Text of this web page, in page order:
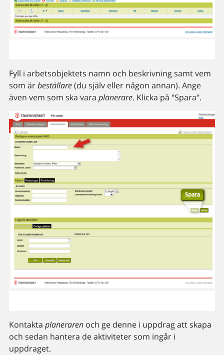
Fyll i arbetsobjektets namn och beskrivning samt vem
som ärbeställare(du själv eller någon annan). Ange
även vem som ska vara planerare. Klicka på "Spara".
Kontakta planerarenoch ge denne i uppdrag att skapa
och sedan hantera de aktiviteter som ingår i
uppdraget.